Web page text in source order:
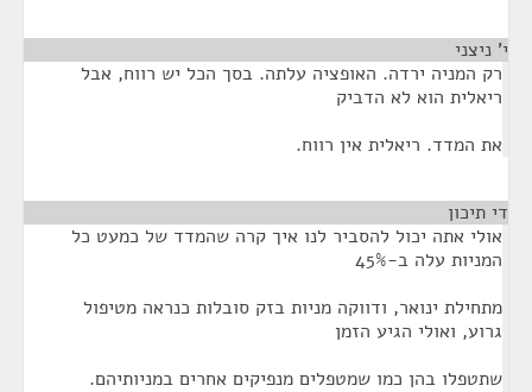
י' ניצני
רק המניה ירדה. האופציה עלתה. בסך הכל יש רווח, אבל
ריאלית הוא לא הדביק
את המדד. ריאלית אין רווח.
די תיכון
אולי אתה יכול להסביר לנו איך קרה שהמדד של כמעט כל
המניות עלה ב-45%
מתחילת ינואר, ודווקה מניות בזק סובלות כנראה מטיפול
גרוע, ואולי הגיע הזמן
שתטפלו בהן כמו שמטפלים מנפיקים אחרים במניותיהם.